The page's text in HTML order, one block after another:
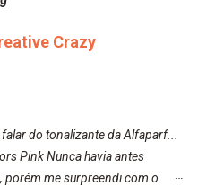
Crazy
do tonalizante da Alfaparf...
Pink Nunca havia antes
porém me surpreendi com o